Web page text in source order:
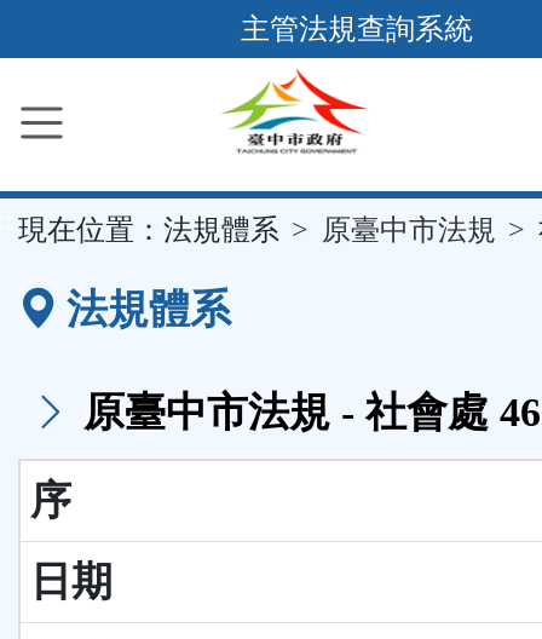
到
要
容
區
主管法規查詢系統
現在位置： 法規體系 原臺中市法規
法規體系
原臺中市法規 - 社會處
序
日期